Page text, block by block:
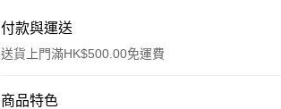
付款與運送
送貨上門滿HK$500.00免運費
付款方式
商品特色